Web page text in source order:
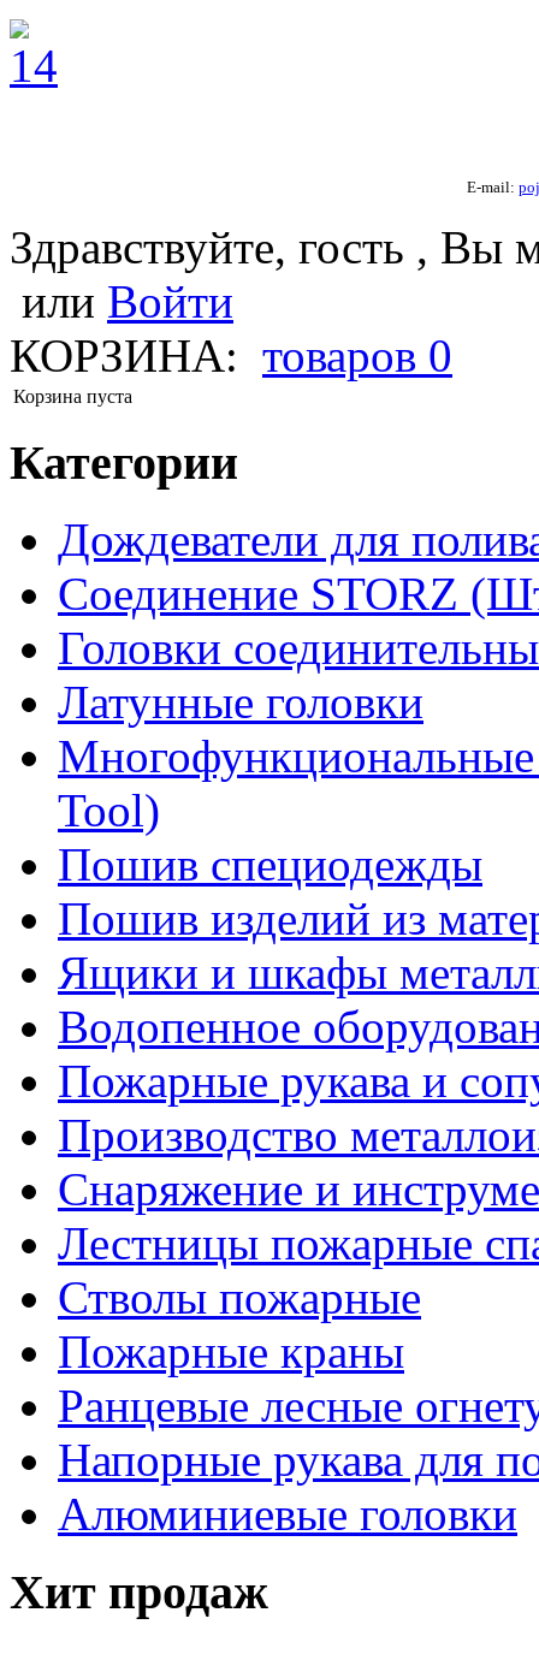
E-mail:
Здравствуйте, гость , Вы
или Войти
КОРЗИНА: товаров 0
Корзина пуста
Категории
Дождеватели для
Соединение STORZ
Головки
Латунные головки
Tool)
Пошив специодежды
Пошив изделий из
Ящики и шкафы
Водопенное
Пожарные рукава и
Производство
Снаряжение и
Лестницы пожарные
Стволы пожарные
Пожарные краны
Ранцевые лесные
Напорные рукава для
Алюминиевые головки
Хит продаж